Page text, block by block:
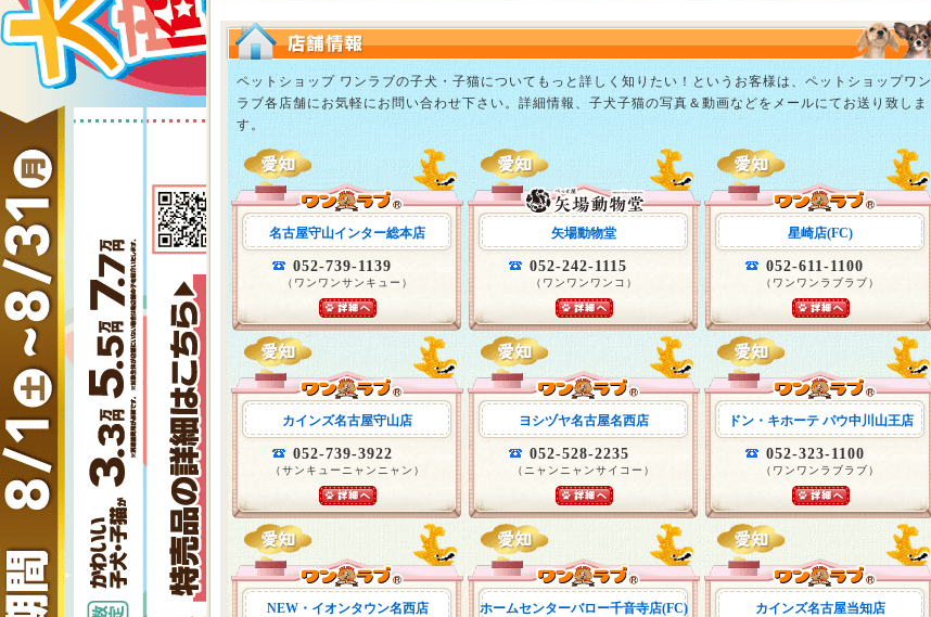
ペットショップ ワンラブの子犬・子猫についてもっと詳しく知りたい！というお客様は、ペットショップワン
ラブ各店舗にお気軽にお問い合わせ下さい。詳細情報、子犬子猫の写真＆動画などをメールにてお送り致しま
す。
名古屋守山インター総本店
052-739-1139
（ワンワンサンキュー）
矢場動物堂
052-242-1115
（ワンワンワンコ）
星崎店(FC)
052-611-1100
（ワンワンラブラブ）
カインズ名古屋守山店
052-739-3922
（サンキューニャンニャン）
ヨシヅヤ名古屋名西店
052-528-2235
（ニャンニャンサイコー）
ドン・キホーテ パウ中川山王店
052-323-1100
（ワンワンラブラブ）
NEW・イオンタウン名西店 ホームセンターバロー千音寺店(FC) カインズ名古屋当知店